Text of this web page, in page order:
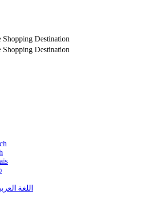
Shopping Destination
Shopping Destination
اللغة